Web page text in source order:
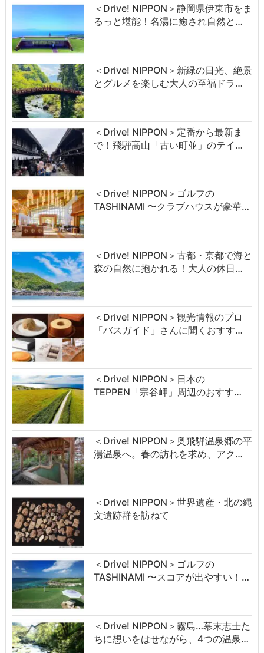
＜Drive! NIPPON＞静岡県伊東市をま
るっと堪能！名湯に癒され自然と…
＜Drive! NIPPON＞新緑の日光、絶景
とグルメを楽しむ大人の至福ドラ…
＜Drive! NIPPON＞定番から最新ま
で！飛騨高山「古い町並」のテイ…
＜Drive! NIPPON＞ゴルフの
TASHINAMI 〜クラブハウスが豪華…
＜Drive! NIPPON＞古都・京都で海と
森の自然に抱かれる！大人の休日…
＜Drive! NIPPON＞観光情報のプロ
「バスガイド」さんに聞くおすす…
＜Drive! NIPPON＞日本の
TEPPEN「宗谷岬」周辺のおすす…
＜Drive! NIPPON＞奥飛騨温泉郷の平
湯温泉へ。春の訪れを求め、アク…
＜Drive! NIPPON＞世界遺産・北の縄
文遺跡群を訪ねて
＜Drive! NIPPON＞ゴルフの
TASHINAMI 〜スコアが出やすい！…
＜Drive! NIPPON＞霧島…幕末志士た
ちに想いをはせながら、4つの温泉…